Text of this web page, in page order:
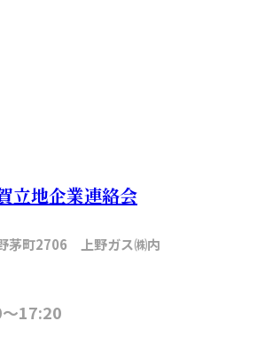
立地企業連絡会
茅町2706 上野ガス㈱内
17:20